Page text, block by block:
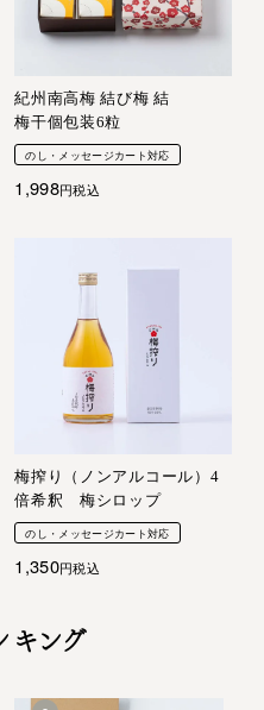
紀州南高梅 結び梅 結
梅干個包装6粒
のし・メッセージカート対応
1,998 税込
梅搾り（ノンアルコール）4
倍希釈 梅シロップ
のし・メッセージカート対応
1,350 税込
キング